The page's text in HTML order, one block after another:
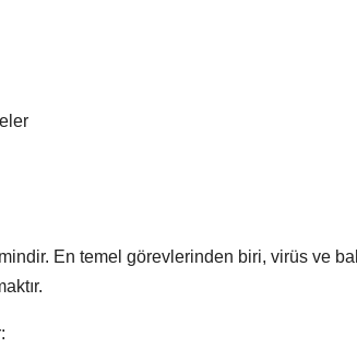
En temel görevlerinden biri, virüs ve